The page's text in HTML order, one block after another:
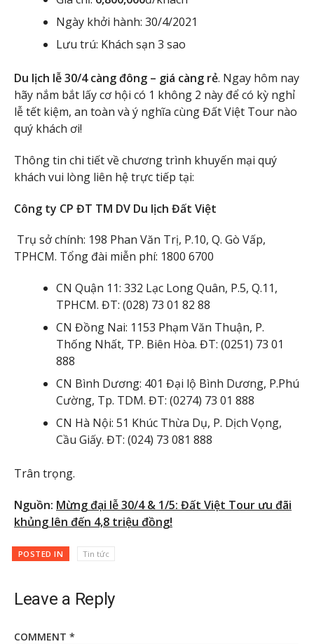
Ngày khởi hành: 30/4/2021
Lưu trú: Khách sạn 3 sao
Du lịch lễ 30/4 càng đông – giá càng rẻ. Ngay hôm nay
hãy nắm bắt lấy cơ hội có 1 không 2 này để có kỳ nghỉ
lễ tết kiệm, an toàn và ý nghĩa cùng Đất Việt Tour nào
quý khách ơi!
Thông tin chi tiết về chương trình khuyến mại quý
khách vui lòng liên hệ trực tiếp tại:
Công ty CP ĐT TM DV Du lịch Đất Việt
Trụ sở chính: 198 Phan Văn Trị, P.10, Q. Gò Vấp,
TPHCM. Tổng đài miễn phí: 1800 6700
CN Quận 11: 332 Lạc Long Quân, P.5, Q.11,
TPHCM. ĐT: (028) 73 01 82 88
CN Đồng Nai: 1153 Phạm Văn Thuận, P.
Thống Nhất, TP. Biên Hòa. ĐT: (0251) 73 01
888
CN Bình Dương: 401 Đại lộ Bình Dương, P.Phú
Cường, Tp. TDM. ĐT: (0274) 73 01 888
CN Hà Nội: 51 Khúc Thừa Dụ, P. Dịch Vọng,
Cầu Giấy. ĐT: (024) 73 081 888
Trân trọng.
Nguồn: Mừng đại lễ 30/4 & 1/5: Đất Việt Tour ưu đãi
khủng lên đến 4,8 triệu đồng!
POSTED IN Tin tức
Leave a Reply
COMMENT *